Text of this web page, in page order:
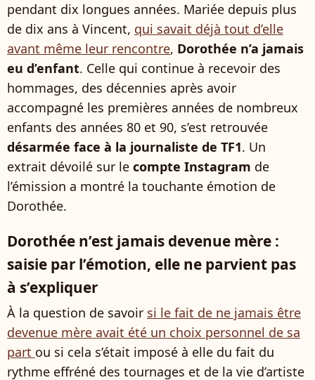
pendant dix longues années. Mariée depuis plus
de dix ans à Vincent, qui savait déjà tout d’elle
avant même leur rencontre, Dorothée n’a jamais
eu d’enfant. Celle qui continue à recevoir des
hommages, des décennies après avoir
accompagné les premières années de nombreux
enfants des années 80 et 90, s’est retrouvée
désarmée face à la journaliste de TF1. Un
extrait dévoilé sur le compte Instagram de
l’émission a montré la touchante émotion de
Dorothée.
Dorothée n’est jamais devenue mère :
saisie par l’émotion, elle ne parvient pas
à s’expliquer
À la question de savoir si le fait de ne jamais être
devenue mère avait été un choix personnel de sa
part ou si cela s’était imposé à elle du fait du
rythme effréné des tournages et de la vie d’artiste